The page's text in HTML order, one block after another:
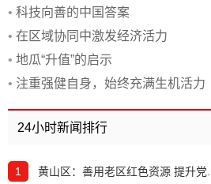
• 科技向善的中国答案
• 在区域协同中激发经济活力
• 地瓜“升值”的启示
• 注重强健自身，始终充满生机活力
24小时新闻排行
1 黄山区：善用老区红色资源 提升党...